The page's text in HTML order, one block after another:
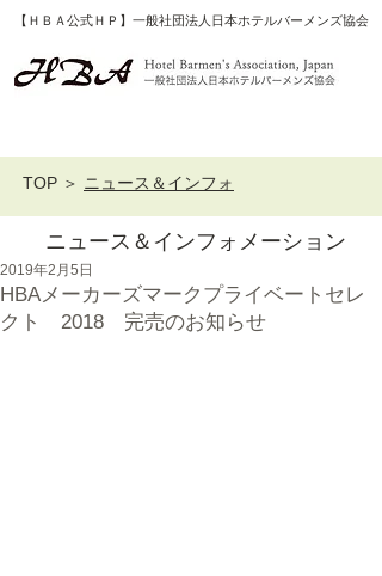
【ＨＢＡ公式ＨＰ】一般社団法人日本ホテルバーメンズ協会
TOP ＞ ニュース＆インフォ
ニュース＆インフォメーション
HBAメーカーズマークプライベートセレ
クト 2018 完売のお知らせ
2019年2月5日